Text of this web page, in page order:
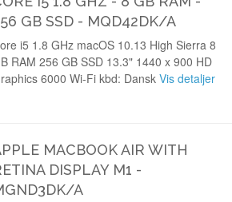
GB SSD - MQD42DK/A
i5 1.8 GHz macOS 10.13 High Sierra 8
RAM 256 GB SSD 13.3" 1440 x 900 HD
6000 Wi-Fi kbd: Dansk Vis detaljer
MACBOOK AIR WITH
DISPLAY M1 -
A